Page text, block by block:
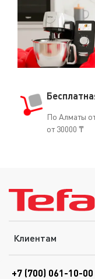
По Алматы
от 30000 ₸
Клиентам
+7 (700) 061-10-00